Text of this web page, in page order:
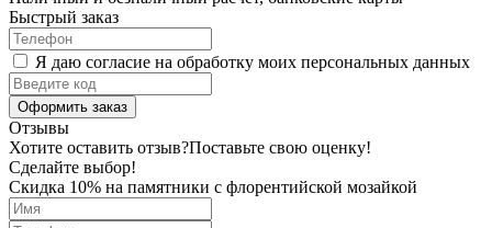
Быстрый заказ
Я даю согласие на обработку моих персональных данных
Оформить заказ
Отзывы
Хотите оставить отзыв?Поставьте свою оценку!
Сделайте выбор!
Скидка 10% на памятники с флорентийской мозайкой